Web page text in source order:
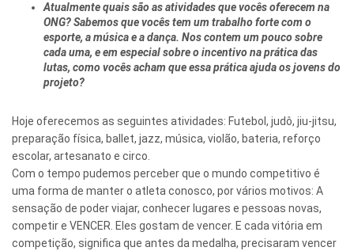
Atualmente quais são as atividades que vocês oferecem na
ONG? Sabemos que vocês tem um trabalho forte com o
esporte, a música e a dança. Nos contem um pouco sobre
cada uma, e em especial sobre o incentivo na prática das
lutas, como vocês acham que essa prática ajuda os jovens do
projeto?
Hoje oferecemos as seguintes atividades: Futebol, judô, jiu-jitsu,
preparação física, ballet, jazz, música, violão, bateria, reforço
escolar, artesanato e circo.
Com o tempo pudemos perceber que o mundo competitivo é
uma forma de manter o atleta conosco, por vários motivos: A
sensação de poder viajar, conhecer lugares e pessoas novas,
competir e VENCER. Eles gostam de vencer. E cada vitória em
competição, significa que antes da medalha, precisaram vencer